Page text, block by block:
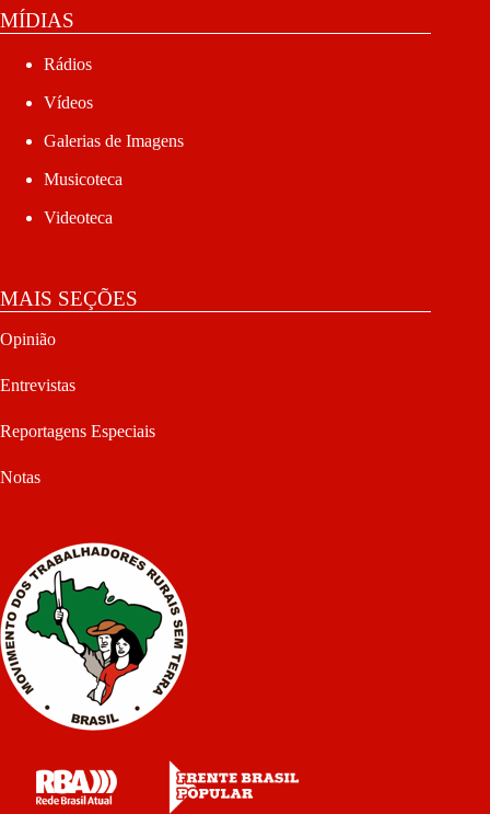
MÍDIAS
Rádios
Vídeos
Galerias de Imagens
Musicoteca
Videoteca
MAIS SEÇÕES
Opinião
Entrevistas
Reportagens Especiais
Notas